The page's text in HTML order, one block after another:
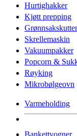
Hurtighakker
Kjøtt prepping
Grønnsakskutter
Skrellemaskin
Vakuumpakker
Popcorn &
Røyking
Mikrobølgeovn
Varmeholding
Bankettvogner